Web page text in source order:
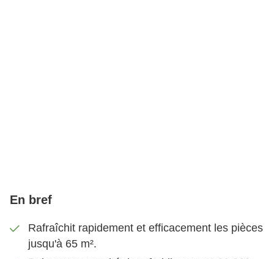
Enregistrez-vous pour prolonger la garantie
jusqu'à 3 ans.
En bref
Rafraîchit rapidement et efficacement les pièces
jusqu'à 65 m².